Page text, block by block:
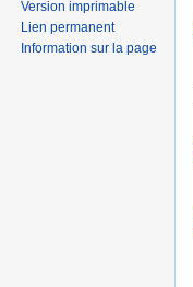
Version imprimable
Lien permanent
Information sur la page